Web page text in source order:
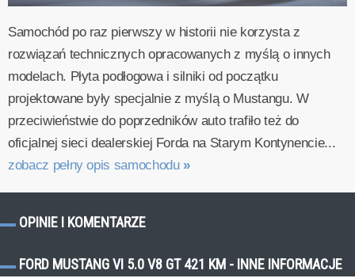
Samochód po raz pierwszy w historii nie korzysta z
rozwiązań technicznych opracowanych z myślą o innych
modelach. Płyta podłogowa i silniki od początku
projektowane były specjalnie z myślą o Mustangu. W
przeciwieństwie do poprzedników auto trafiło też do
oficjalnej sieci dealerskiej Forda na Starym Kontynencie...
zobacz pełny opis samochodu »
OPINIE I KOMENTARZE
FORD MUSTANG VI 5.0 V8 GT 421 KM - INNE INFORMACJE